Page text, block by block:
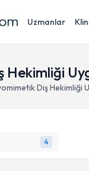
Uzmanlar
Hekimliği
Diş Hekimliği
4